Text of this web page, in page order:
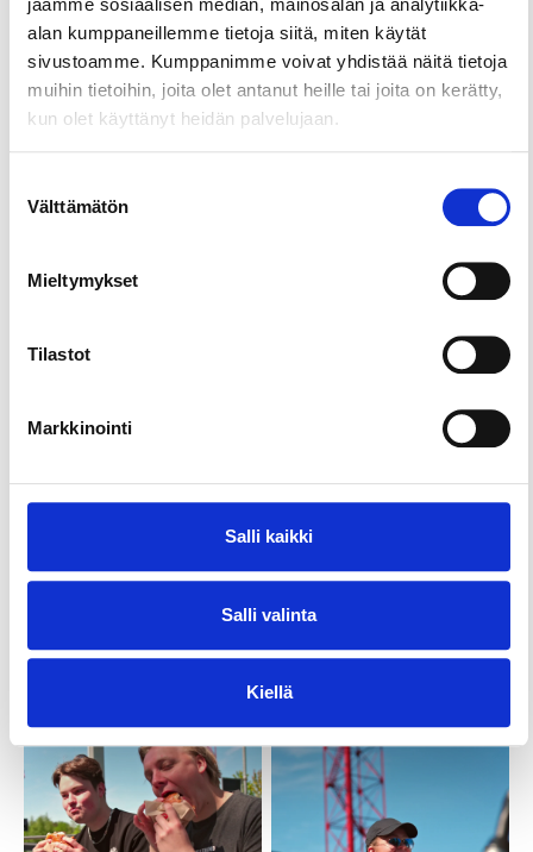
alan kumppaneillemme tietoja siitä, miten käytät
sivustoamme. Kumppanimme voivat yhdistää näitä tietoja
muihin tietoihin, joita olet antanut heille tai joita on kerätty,
kun olet käyttänyt heidän palvelujaan.
valinta
Välttämätön
Mieltymykset
Tilastot
Markkinointi
Salli kaikki
Salli valinta
Kiellä